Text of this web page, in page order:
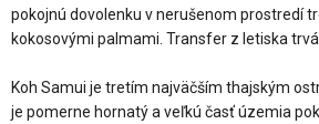
pokojnú dovolenku v nerušenom prostredí
kokosovými palmami. Transfer z letiska
Koh Samui je tretím najväčším thajským
je pomerne hornatý a veľkú časť územia